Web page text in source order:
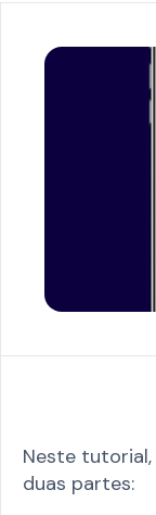
Neste
duas partes: